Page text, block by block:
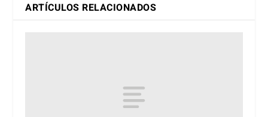
ARTÍCULOS RELACIONADOS